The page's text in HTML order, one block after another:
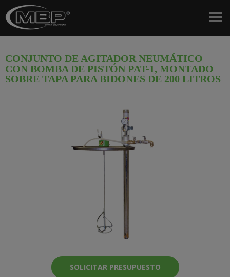
CONJUNTO DE AGITADOR NEUMÁTICO
CON BOMBA DE PISTÓN PAT-1, MONTADO
SOBRE TAPA PARA BIDONES DE 200 LITROS
SOLICITAR PRESUPUESTO